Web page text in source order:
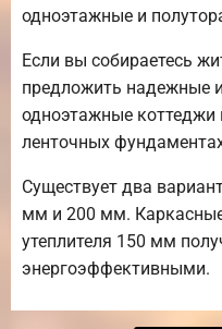
одноэтажные и
Если вы собираетесь
предложить надежные
одноэтажные
ленточных
Существует два
мм и 200 мм.
утеплителя 150 мм
энергоэффективными.